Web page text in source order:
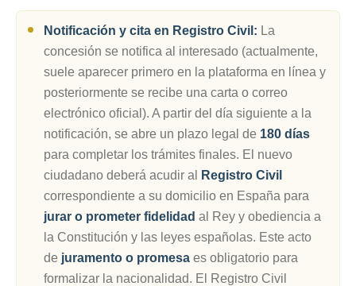
Notificación y cita en Registro Civil: La
concesión se notifica al interesado (actualmente,
suele aparecer primero en la plataforma en línea y
posteriormente se recibe una carta o correo
electrónico oficial). A partir del día siguiente a la
notificación, se abre un plazo legal de 180 días
para completar los trámites finales. El nuevo
ciudadano deberá acudir al
Registro Civil
correspondiente a su domicilio en España para
jurar o prometer fidelidad al Rey y obediencia a
la Constitución y las leyes españolas. Este acto
de juramento o promesaes obligatorio para
formalizar la nacionalidad. El Registro Civil